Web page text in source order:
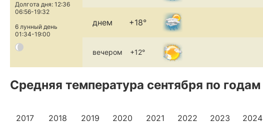
Долгота дня: 12:36
06:56-19:32
6 лунный день
01:34-19:00
днем +18°
вечером +12°
Средняя температура сентября по годам
2017 2018 2019 2020 2021 2022 2023 2024